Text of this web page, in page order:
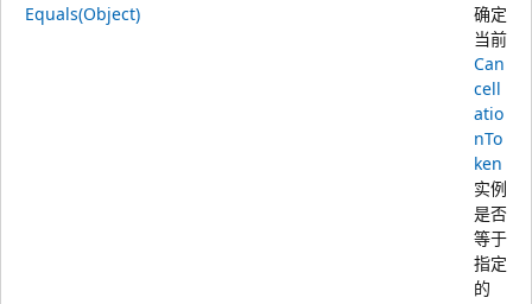
Equals(Object)
确定
当前
Can
cell
atio
nTo
ken
实例
是否
等于
指定
的